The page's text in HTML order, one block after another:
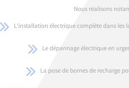
Nous réalisons
L’installation électrique complète dans les
Le dépannage électrique en
La pose de bornes de recharge